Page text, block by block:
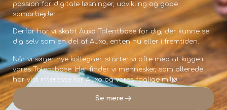
passion for digitale løsninger, udvikling og gode
samarbejder.
Derfor har vi skabt Auxo Talentbase for dig, der kunne se
dig selv som en del af Auxo, enten nu eller i fremtiden.
Når vi søger nye kollegaer, starter vi ofte med at kigge i
vores Talentbase. Her finder vi mennesker, som allerede
har vist interesse for Auxo og vores faglige miljø.
Se mere